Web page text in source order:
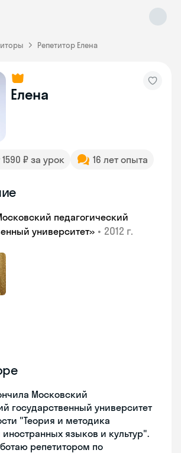
Репетитор Елена
Елена
1590 ₽ за урок 16 лет опыта
педагогический
университет» • 2012 г.
Московский
государственный университет
"Теория и методика
языков и культур".
репетитором по